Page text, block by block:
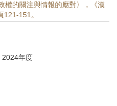
權的關注與情報的應對〉，《漢
151。
2024年度